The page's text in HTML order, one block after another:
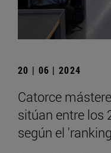
20 | 06 | 2024
Catorce
sitúan entre los
según el